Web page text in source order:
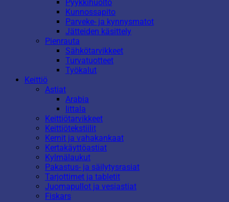
Pyykkihuolto
Kunnossapito
Parveke- ja kynnysmatot
Jätteiden käsittely
Pienrauta
Sähkötarvikkeet
Turvatuotteet
Työkalut
Keittiö
Astiat
Arabia
Iittala
Keittiötarvikkeet
Keittiötekstiilit
Kernit ja vahakankaat
Kertakäyttöastiat
Kylmälaukut
Pakastus- ja säilytysrasiat
Tarjottimet ja tabletit
Juomapullot ja vesiastiat
Fiskars